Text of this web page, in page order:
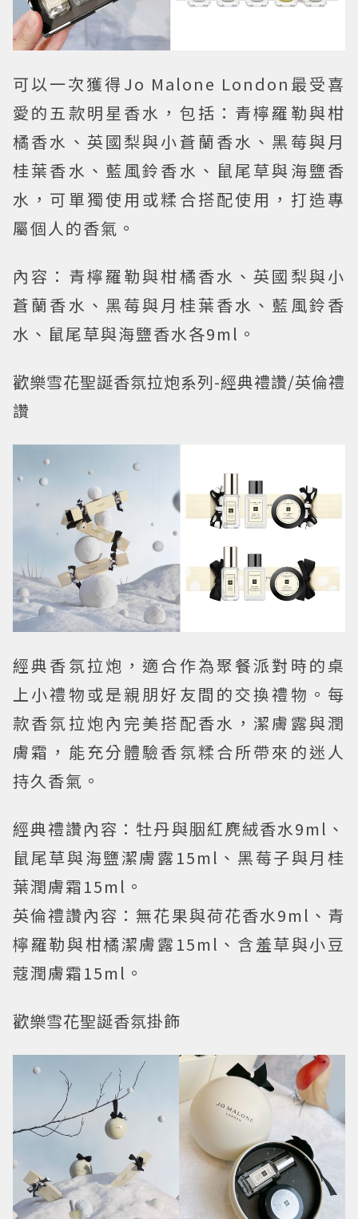
可以一次獲得Jo Malone London最受喜
愛的五款明星香水，包括：青檸羅勒與柑
橘香水、英國梨與小蒼蘭香水、黑莓與月
桂葉香水、藍風鈴香水、鼠尾草與海鹽香
水，可單獨使用或糅合搭配使用，打造專
屬個人的香氣。
內容：青檸羅勒與柑橘香水、英國梨與小
蒼蘭香水、黑莓與月桂葉香水、藍風鈴香
水、鼠尾草與海鹽香水各9ml。
歡樂雪花聖誕香氛拉炮系列-經典禮讚/英倫禮
讚
經典香氛拉炮，適合作為聚餐派對時的桌
上小禮物或是親朋好友間的交換禮物。每
款香氛拉炮內完美搭配香水，潔膚露與潤
膚霜，能充分體驗香氛糅合所帶來的迷人
持久香氣。
經典禮讚內容：牡丹與胭紅麂絨香水9ml、
鼠尾草與海鹽潔膚露15ml、黑莓子與月桂
葉潤膚霜15ml。
英倫禮讚內容：無花果與荷花香水9ml、青
檸羅勒與柑橘潔膚露15ml、含羞草與小豆
蔻潤膚霜15ml。
歡樂雪花聖誕香氛掛飾